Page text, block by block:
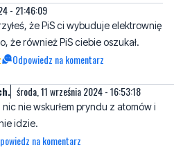
Odpowiedz na komentarz
środa, 11 września 2024 - 16:53:18
nie wskurłem pryndu z atomów i
na komentarz
2024 - 08:01:49
presję! Każda ekipa rządząca